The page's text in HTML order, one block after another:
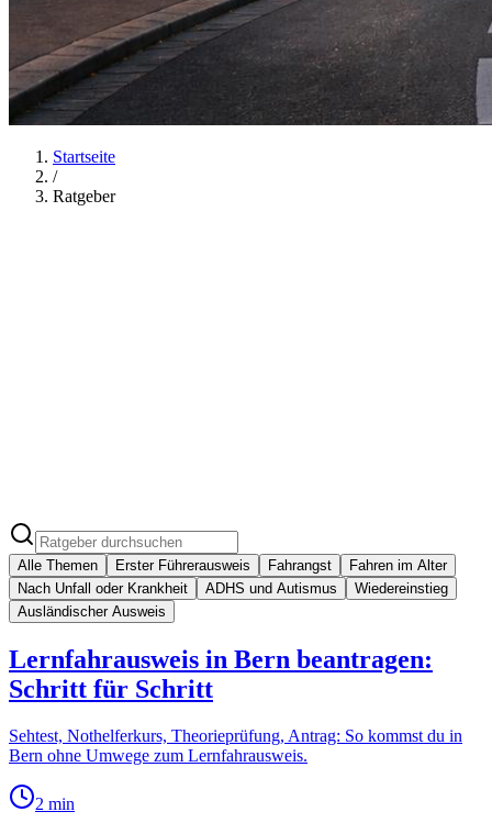
Startseite
/
Ratgeber
Alle Themen Erster Führerausweis Fahrangst
Fahren im Alter
Nach Unfall oder Krankheit
ADHS und Autismus
Wiedereinstieg
Ausländischer Ausweis
Lernfahrausweis in Bern beantragen:
Schritt für Schritt
Sehtest, Nothelferkurs, Theorieprüfung, Antrag: So kommst du in
Bern ohne Umwege zum Lernfahrausweis.
2 min